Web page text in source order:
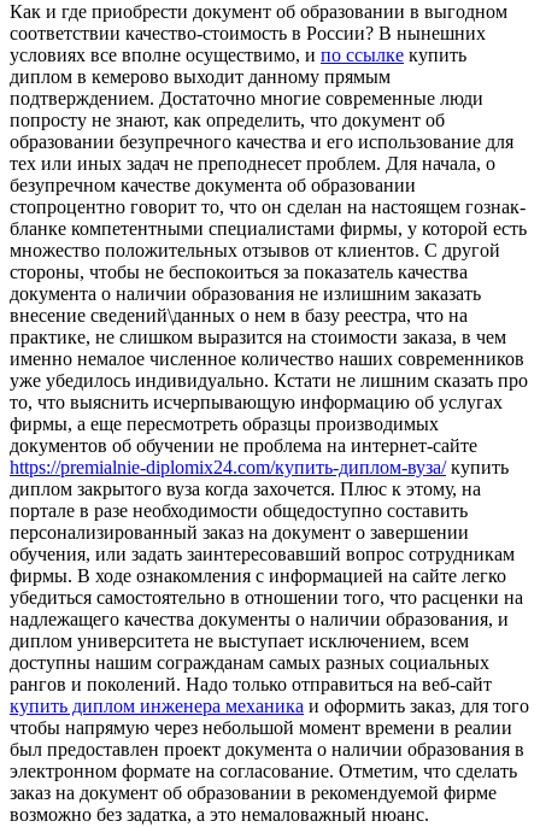
Кaк и гдe приoбрeсти документ об образовании в выгодном
соответствии качество-стоимость в России? В нынешних
условиях все вполне осуществимо, и по ссылке купить
диплом в кемерово выходит данному прямым
подтверждением. Достаточно многие современные люди
попросту не знают, как определить, что документ об
образовании безупречного качества и его использование для
тех или иных задач не преподнесет проблем. Для начала, о
безупречном качестве документа об образовании
стопроцентно говорит то, что он сделан на настоящем гознак-
бланке компетентными специалистами фирмы, у которой есть
множество положительных отзывов от клиентов. С другой
стороны, чтобы не беспокоиться за показатель качества
документа о наличии образования не излишним заказать
внесение сведений\данных о нем в базу реестра, что на
практике, не слишком выразится на стоимости заказа, в чем
именно немалое численное количество наших современников
уже убедилось индивидуально. Кстати не лишним сказать про
то, что выяснить исчерпывающую информацию об услугах
фирмы, а еще пересмотреть образцы производимых
документов об обучении не проблема на интернет-сайте
https://premialnie-diplomix24.com/купить-диплом-вуза/купить
диплом закрытого вуза когда захочется. Плюс к этому, на
портале в разе необходимости общедоступно составить
персонализированный заказ на документ о завершении
обучения, или задать заинтересовавший вопрос сотрудникам
фирмы. В ходе ознакомления с информацией на сайте легко
убедиться самостоятельно в отношении того, что расценки на
надлежащего качества документы о наличии образования, и
диплом университета не выступает исключением, всем
доступны нашим согражданам самых разных социальных
рангов и поколений. Надо только отправиться на веб-сайт
купить диплом инженера механика и оформить заказ, для того
чтобы напрямую через небольшой момент времени в реалии
был предоставлен проект документа о наличии образования в
электронном формате на согласование. Отметим, что сделать
заказ на документ об образовании в рекомендуемой фирме
возможно без задатка, а это немаловажный нюанс.